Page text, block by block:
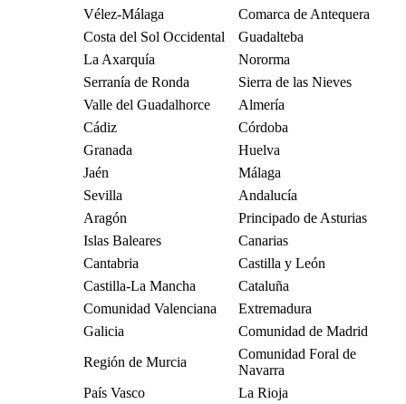
Vélez-Málaga
Comarca de Antequera
Costa del Sol Occidental
Guadalteba
La Axarquía
Nororma
Serranía de Ronda
Sierra de las Nieves
Valle del Guadalhorce
Almería
Cádiz
Córdoba
Granada
Huelva
Jaén
Málaga
Sevilla
Andalucía
Aragón
Principado de Asturias
Islas Baleares
Canarias
Cantabria
Castilla y León
Castilla-La Mancha
Cataluña
Comunidad Valenciana
Extremadura
Galicia
Comunidad de Madrid
Región de Murcia
Comunidad Foral de
Navarra
País Vasco
La Rioja